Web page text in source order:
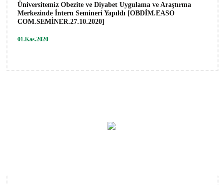
Üniversitemiz Obezite ve Diyabet Uygulama ve Araştırma
Merkezinde İntern Semineri Yapıldı [OBDİM.EASO
COM.SEMİNER.27.10.2020]
01.Kas.2020